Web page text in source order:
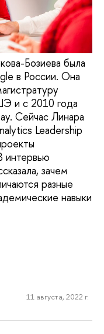
Бозиева была
в России. Она
и с 2010 года
Сейчас Линара
Leadership
интервью
зачем
разные
навыки
11 августа, 2022 г.